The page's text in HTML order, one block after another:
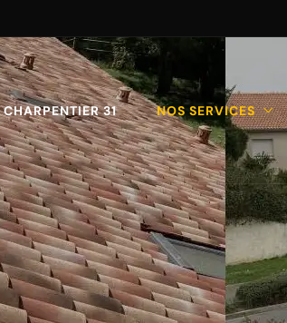
31 NOS SERVICES